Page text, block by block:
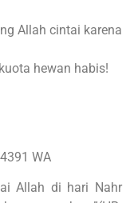
Allah cintai karena
hewan habis!
WA
Allah di hari Nahr